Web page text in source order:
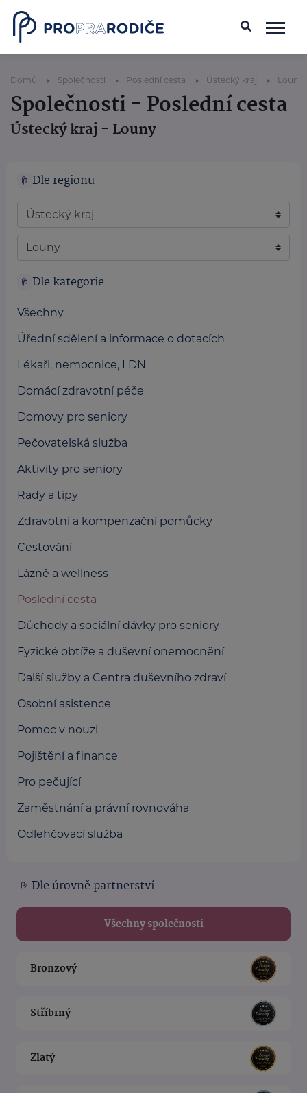
Domů Společnosti Poslední cesta Ústecký kraj Louny
Společnosti - Poslední cesta
Ústecký kraj - Louny
Dle regionu
Dle kategorie
Všechny
Úřední sdělení a informace o dotacích
Lékaři, nemocnice, LDN
Domácí zdravotní péče
Domovy pro seniory
Pečovatelská služba
Aktivity pro seniory
Rady a tipy
Zdravotní a kompenzační pomůcky
Cestování
Lázně a wellness
Poslední cesta
Důchody a sociální dávky pro seniory
Fyzické obtíže a duševní onemocnění
Další služby a Centra duševního zdraví
Osobní asistence
Pomoc v nouzi
Pojištění a finance
Pro pečující
Zaměstnání a právní rovnováha
Odlehčovací služba
Dle úrovně partnerství
Všechny společnosti
Bronzový
Stříbrný
Zlatý